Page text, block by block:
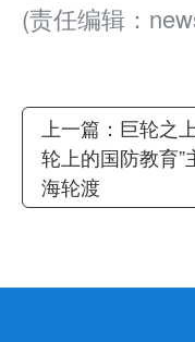
(责任编辑：
上一篇： 巨轮之
轮上的国防教育”
海轮渡